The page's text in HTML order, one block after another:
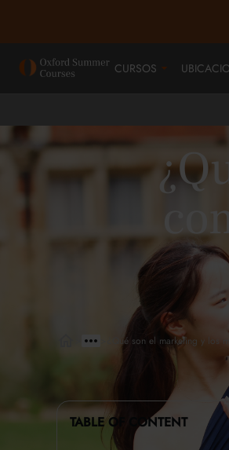
CURSOS
¿Qué son el marketing y los
TABLE OF CONTENT